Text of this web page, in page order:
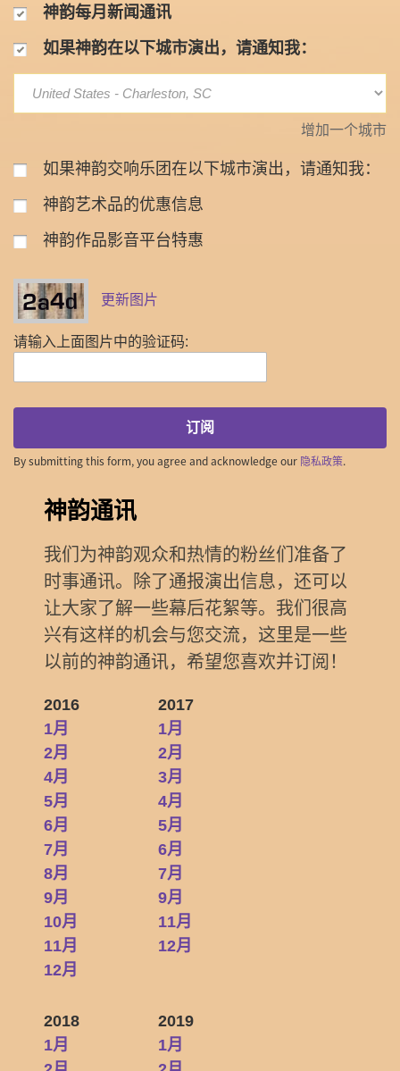
神韵每月新闻通讯
如果神韵在以下城市演出，请通知我：
增加一个城市
如果神韵交响乐团在以下城市演出，请通知我：
神韵艺术品的优惠信息
神韵作品影音平台特惠
更新图片
请输入上面图片中的验证码:
订阅
By submitting this form, you agree and acknowledge our 隐私政策.
神韵通讯
我们为神韵观众和热情的粉丝们准备了
时事通讯。除了通报演出信息，还可以
让大家了解一些幕后花絮等。我们很高
兴有这样的机会与您交流，这里是一些
以前的神韵通讯，希望您喜欢并订阅！
2016
1月
2月
4月
5月
6月
7月
8月
9月
10月
11月
12月
2017
1月
2月
3月
4月
5月
6月
7月
9月
11月
12月
2018
1月
2019
1月